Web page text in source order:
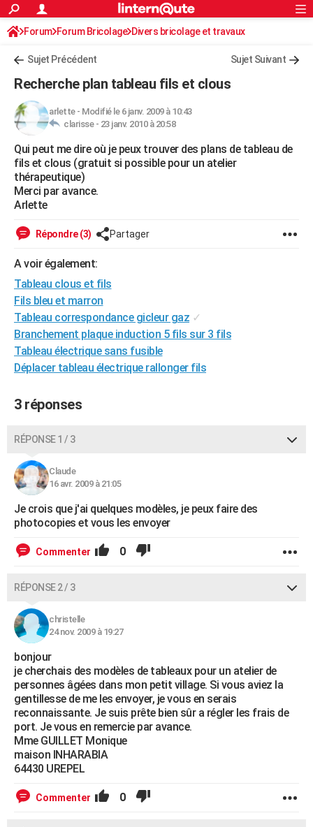
ACTUALITÉS
Politique
Société
Faits Divers
Education
Monde
Villes
+
FINANCE
Retraite
Impôts
Epargne
Immobilier
Risques naturels par ville
Banque
Assurance
Crédit
AUTO
Essais
Réserver un essai
Citadines
Berlines
SUV
Forum auto
+HIGH-TECH
Mobiles
Meilleur smartphone
Internet
Ordinateurs
Jeux vidéo
Guide high-tech
+BRICOLAGE
Forum
Aménagement intérieur
Extérieur
Cuisine
Salle de bains
Jardinage
Rangement
Guides de France
Escapades
Patrimoine
Expositions
Musées
Week-end nature
Art de vivre
Bien-être
Loisirs
Mode
Modes de vie
Alimentation
Guide de la santé
Maladies
Médicaments
Sommeil
VOYAGE
PHOTO
GUIDES D'ACHAT
CARTE DE VOEUX
Carte de Noël
Carte Bonne année
Carte Saint-Valentin
Carte Pâques
Carte d'anniversaire
DICTIONNAIRE
Dictionnaire
Biographies
Citations
Expressions
Proverbes
PROGRAMME TV
S'inscrire
Se connecter
Lycées
Collèges
Primaires
Universités
Entreprises
Service militaire
Avis de recherche
AVIS DE DÉCÈS
FORUM
Bricolage
Lifestyle
Culture
Sport
Auto
Television
Voyage
Cinema
Rechercher
S'inscrire
Connexion
Forum Forum Bricolage Divers bricolage et travaux
Sujet Précédent Sujet Suivant
Recherche plan tableau fils et clous
arlette- Modifié le 6 janv. 2009 à 10:43
clarisse - 23 janv. 2010 à 20:58
Qui peut me dire où je peux trouver des plans de tableau de
fils et clous (gratuit si possible pour un atelier
thérapeutique)
Merci par avance.
Arlette
Répondre (3) Partager
A voir également:
Tableau clous et fils
Fils bleu et marron
Tableau correspondance gicleur gaz ✓
Branchement plaque induction 5 fils sur 3 fils
Tableau électrique sans fusible
Déplacer tableau électrique rallonger fils
3 réponses
RÉPONSE 1 / 3
Claude
16 avr. 2009 à 21:05
Je crois que j'ai quelques modèles, je peux faire des
photocopies et vous les envoyer
Commenter 0
RÉPONSE 2 / 3
christelle
24 nov. 2009 à 19:27
bonjour
je cherchais des modèles de tableaux pour un atelier de
personnes âgées dans mon petit village. Si vous aviez la
gentillesse de me les envoyer, je vous en serais
reconnaissante. Je suis prête bien sûr a régler les frais de
port. Je vous en remercie par avance.
Mme GUILLET Monique
maison INHARABIA
64430 UREPEL
Commenter 0